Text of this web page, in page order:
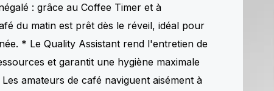
: grâce au Coffee Timer et à
du matin est prêt dès le réveil, idéal pour
* Le Quality Assistant rend l'entretien de
et garantit une hygiène maximale
amateurs de café naviguent aisément à